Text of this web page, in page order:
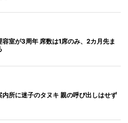
容室が3周年 席数は1席のみ、2カ月先ま
内所に迷子のタヌキ 親の呼び出しはせず